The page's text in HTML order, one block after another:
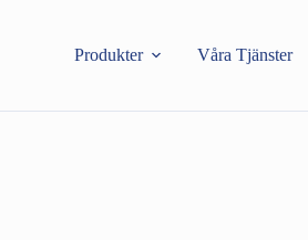
Produkter Våra Tjänster